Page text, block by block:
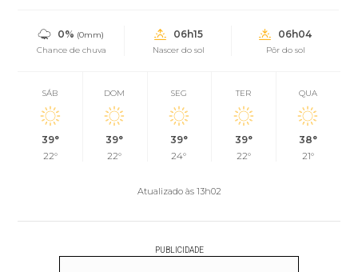
0% (0mm)
Chance de chuva
06h15
Nascer do sol
06h04
Pôr do sol
SÁB
39°
22°
DOM
39°
22°
SEG
39°
24°
TER
39°
22°
QUA
38°
21°
Atualizado às 13h02
PUBLICIDADE